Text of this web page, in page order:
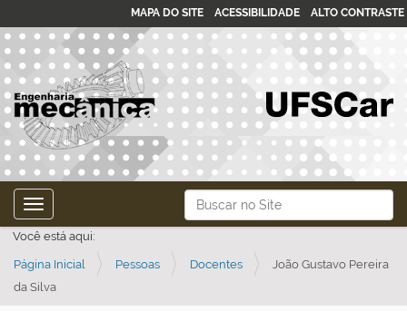
Busca
Busca Avançada…
MAPA DO SITE ACESSIBILIDADE ALTO CONTRASTE
Toggle navigation
Você está aqui:
Página Inicial Pessoas Docentes
João Gustavo Pereira
da Silva